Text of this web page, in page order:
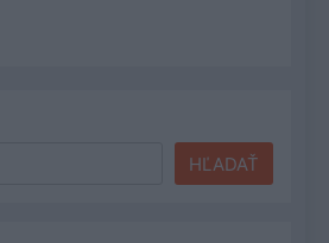
HĽADAŤ